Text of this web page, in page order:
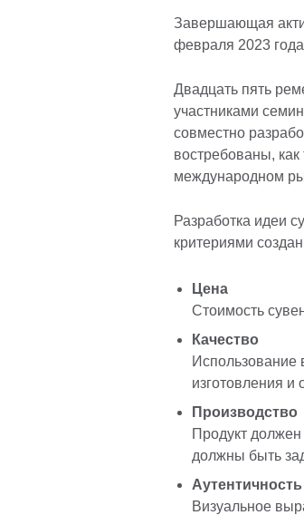
Завершающая
февраля 2023
Двадцать пять
участниками
совместно
востребованы,
международном
Разработка идеи
критериями
Цена
Стоимость
Качество
Использование
изготовления и
Производство
Продукт
должны быть
Аутентичность
Визуальное